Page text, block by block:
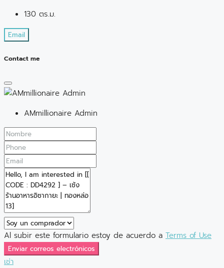
130 ตร.ม.
Email
Contact me
AMmillionaire Admin
Al subir este formulario estoy de acuerdo a Terms of Use
Enviar correos electrónicos
เช่า